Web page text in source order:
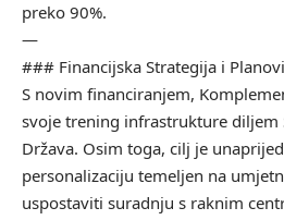
preko 90%.
—
### Financijska Strategija i
S novim financiranjem,
svoje trening infrastrukture diljem
Država. Osim toga, cilj je
personalizaciju temeljen na
uspostaviti suradnju s raknim